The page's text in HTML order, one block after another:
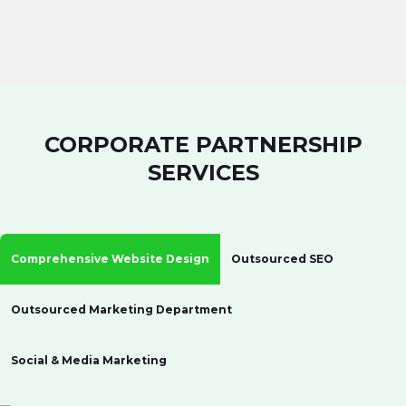
CORPORATE PARTNERSHIP
SERVICES
Comprehensive Website Design Outsourced SEO
Outsourced Marketing Department
Social & Media Marketing